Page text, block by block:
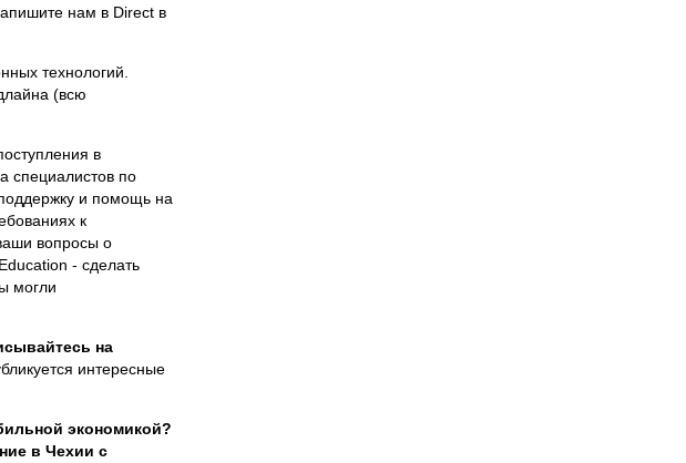
нам в Direct в
технологий.
(всю
в
специалистов по
и помощь на
к
вопросы о
- сделать
могли
на
интересные
экономикой?
в Чехии с